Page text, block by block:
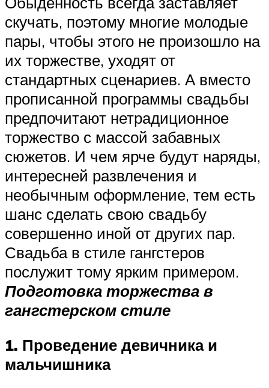
скучать, поэтому многие молодые
пары, чтобы этого не произошло на
их торжестве, уходят от
стандартных сценариев. А вместо
прописанной программы свадьбы
предпочитают нетрадиционное
торжество с массой забавных
сюжетов. И чем ярче будут наряды,
интересней развлечения и
необычным оформление, тем есть
шанс сделать свою свадьбу
совершенно иной от других пар.
Свадьба в стиле гангстеров
послужит тому ярким примером.
Подготовка торжества в
гангстерском стиле
1. Проведение девичника и
мальчишника